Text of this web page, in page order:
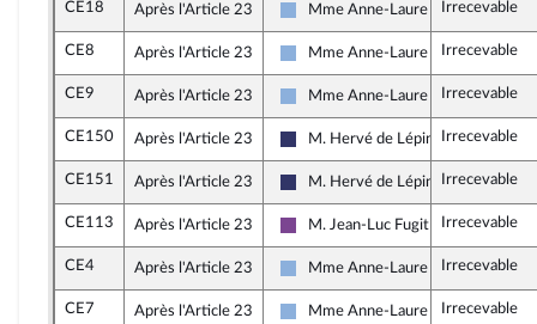
CE18 Après l'Article 23
Droite Républicaine
Mme Anne-Laure BlinIrrecevable
CE8 Après l'Article 23
Droite Républicaine
Mme Anne-Laure BlinIrrecevable
CE9 Après l'Article 23
Droite Républicaine
Mme Anne-Laure BlinIrrecevable
CE150 Après l'Article 23
Rassemblement National
M. Hervé de LépinauIrrecevable
CE151 Après l'Article 23
Rassemblement National
M. Hervé de LépinauIrrecevable
CE113 Après l'Article 23
Ensemble pour la République
M. Jean-Luc Fugit Irrecevable
CE4 Après l'Article 23
Droite Républicaine
Mme Anne-Laure BlinIrrecevable
CE7 Après l'Article 23
Droite Républicaine
Mme Anne-Laure BlinIrrecevable